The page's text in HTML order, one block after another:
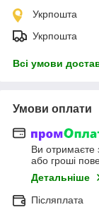
Укрпошта
Укрпошта
Всі умови
Умови оплати
Ви отримаєте
або гроші
Детальніше
Післяплата